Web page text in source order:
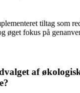
tiltag som
øget fokus på
af